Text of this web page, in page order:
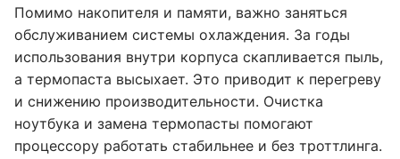
Помимо накопителя и памяти, важно заняться
обслуживанием системы охлаждения. За годы
использования внутри корпуса скапливается пыль,
а термопаста высыхает. Это приводит к перегреву
и снижению производительности. Очистка
ноутбука и замена термопасты помогают
процессору работать стабильнее и без троттлинга.